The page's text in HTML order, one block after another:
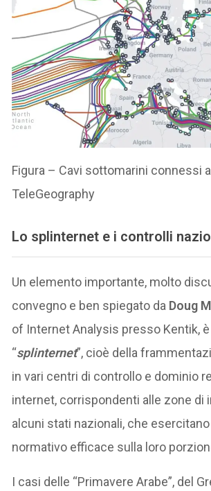
Figura – Cavi sottomarini connessi
TeleGeography
Lo splinternet e i controlli
Un elemento importante, molto
convegno e ben spiegato da Doug
of Internet Analysis presso Kentik,
“splinternet”, cioè della
in vari centri di controllo e dominio
internet, corrispondenti alle zone di
alcuni stati nazionali, che
normativo efficace sulla loro
I casi delle “Primavere Arabe”, del